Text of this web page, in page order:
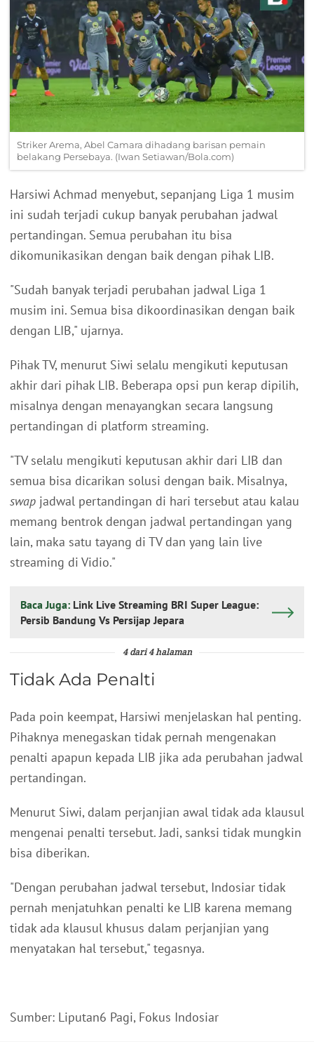
Striker Arema, Abel Camara dihadang barisan pemain
belakang Persebaya. (Iwan Setiawan/Bola.com)
Harsiwi Achmad menyebut, sepanjang Liga 1 musim
ini sudah terjadi cukup banyak perubahan jadwal
pertandingan. Semua perubahan itu bisa
dikomunikasikan dengan baik dengan pihak LIB.
"Sudah banyak terjadi perubahan jadwal Liga 1
musim ini. Semua bisa dikoordinasikan dengan baik
dengan LIB," ujarnya.
Pihak TV, menurut Siwi selalu mengikuti keputusan
akhir dari pihak LIB. Beberapa opsi pun kerap dipilih,
misalnya dengan menayangkan secara langsung
pertandingan di platform streaming.
"TV selalu mengikuti keputusan akhir dari LIB dan
semua bisa dicarikan solusi dengan baik. Misalnya,
swap jadwal pertandingan di hari tersebut atau kalau
memang bentrok dengan jadwal pertandingan yang
lain, maka satu tayang di TV dan yang lain live
streaming di Vidio."
Baca Juga: Link Live Streaming BRI Super League:
Persib Bandung Vs Persijap Jepara
4 dari 4 halaman
Tidak Ada Penalti
Pada poin keempat, Harsiwi menjelaskan hal penting.
Pihaknya menegaskan tidak pernah mengenakan
penalti apapun kepada LIB jika ada perubahan jadwal
pertandingan.
Menurut Siwi, dalam perjanjian awal tidak ada klausul
mengenai penalti tersebut. Jadi, sanksi tidak mungkin
bisa diberikan.
"Dengan perubahan jadwal tersebut, Indosiar tidak
pernah menjatuhkan penalti ke LIB karena memang
tidak ada klausul khusus dalam perjanjian yang
menyatakan hal tersebut," tegasnya.
Sumber: Liputan6 Pagi, Fokus Indosiar